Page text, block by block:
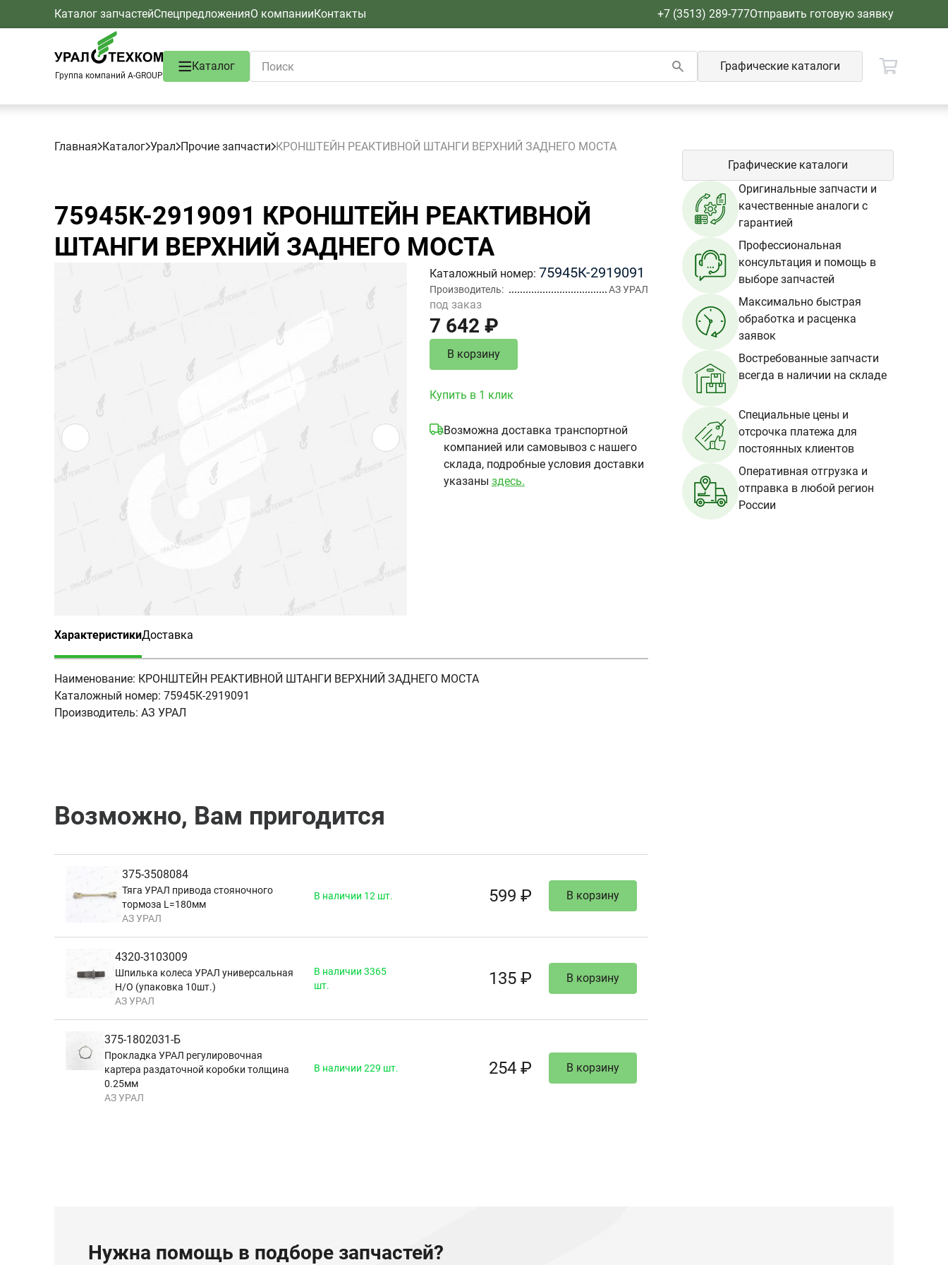
Каталог запчастейСпецпредложенияО компанииКонтакты +7 (3513) 289-777Отправить готовую заявку
Группа компаний A-GROUP
Каталог Графические каталоги
Главная Каталог Урал Прочие запчасти КРОНШТЕЙН РЕАКТИВНОЙ ШТАНГИ ВЕРХНИЙ ЗАДНЕГО МОСТА
75945К-2919091 КРОНШТЕЙН РЕАКТИВНОЙ
ШТАНГИ ВЕРХНИЙ ЗАДНЕГО МОСТА
Каталожный номер 75945К-2919091
Производитель АЗ УРАЛ
под заказ
7 642 ₽
В корзину
Купить в 1 клик
Возможна доставка транспортной
компанией или самовывоз с нашего
склада, подробные условия доставки
указаны здесь.
Характеристики
(активная вкладка)
Доставка
Наименование: КРОНШТЕЙН РЕАКТИВНОЙ ШТАНГИ ВЕРХНИЙ ЗАДНЕГО МОСТА
Каталожный номер: 75945К-2919091
Производитель: АЗ УРАЛ
Возможно, Вам пригодится
375-3508084
Тяга УРАЛ привода стояночного
тормоза L=180мм
АЗ УРАЛ
В наличии 12 шт. 599 ₽ В корзину
4320-3103009
Шпилька колеса УРАЛ универсальная
Н/О (упаковка 10шт.)
АЗ УРАЛ
В наличии 3365
шт.
135 ₽ В корзину
375-1802031-Б
Прокладка УРАЛ регулировочная
картера раздаточной коробки толщина
0.25мм
АЗ УРАЛ
В наличии 229 шт. 254 ₽ В корзину
Графические каталоги
Оригинальные запчасти и
качественные аналоги с
гарантией
Профессиональная
консультация и помощь в
выборе запчастей
Максимально быстрая
обработка и расценка
заявок
Востребованные запчасти
всегда в наличии на складе
Специальные цены и
отсрочка платежа для
постоянных клиентов
Оперативная отгрузка и
отправка в любой регион
России
Нужна помощь в подборе запчастей?